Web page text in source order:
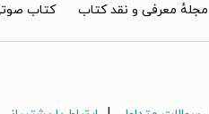
مجلهٔ معرفی و نقد کتاب
کتاب